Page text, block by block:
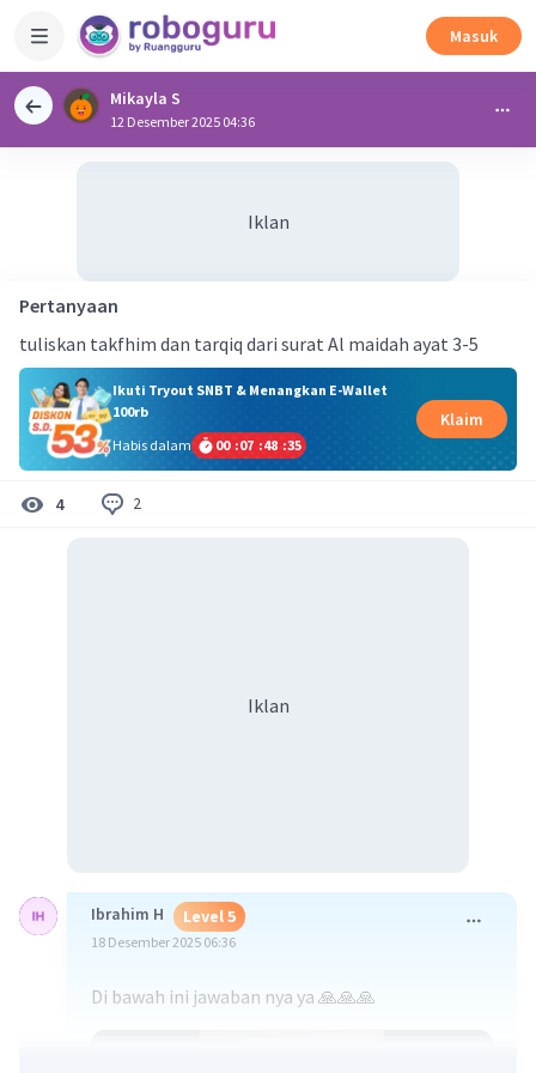
Masuk
Mikayla S
12 Desember 2025 04:36
Iklan
Pertanyaan
tuliskan takfhim dan tarqiq dari surat Al maidah ayat 3-5
Ikuti Tryout SNBT & Menangkan E-Wallet
100rb
Habis dalam
00 :07 :48 :34
Klaim
4 2
Iklan
Ibrahim H Level 5
18 Desember 2025 06:36
Di bawah ini jawaban nya ya 🙏🙏🙏